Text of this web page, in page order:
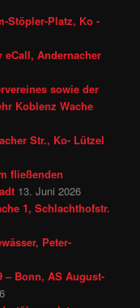
Stöpler-Platz, Ko -
eCall, Andernacher
sowie der
Koblenz Wache
Str., Ko- Lützel
fließenden
13. Juni 2026
1, Schlachthofstr.
Peter-
– Bonn, AS August-